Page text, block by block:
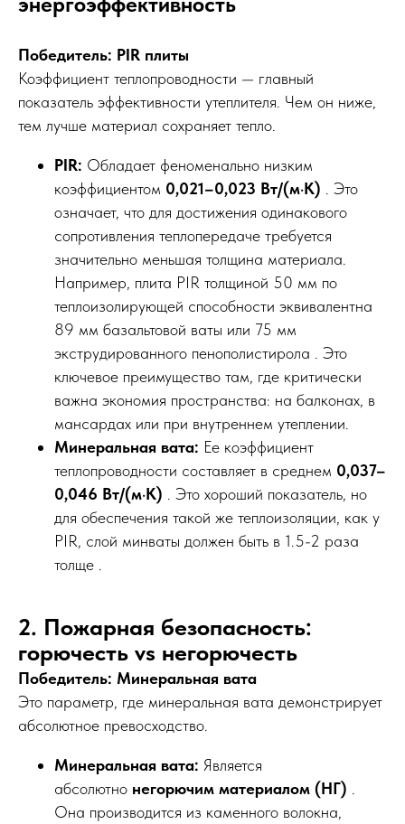
Победитель: PIR плиты
Коэффициент теплопроводности — главный
показатель эффективности утеплителя. Чем он ниже,
тем лучше материал сохраняет тепло.
PIR: Обладает феноменально низким
коэффициентом 0,021–0,023 Вт/(м·К) . Это
означает, что для достижения одинакового
сопротивления теплопередаче требуется
значительно меньшая толщина материала.
Например, плита PIR толщиной 50 мм по
теплоизолирующей способности эквивалентна
89 мм базальтовой ваты или 75 мм
экструдированного пенополистирола . Это
ключевое преимущество там, где критически
важна экономия пространства: на балконах, в
мансардах или при внутреннем утеплении.
Минеральная вата: Ее коэффициент
теплопроводности составляет в среднем 0,037–
0,046 Вт/(м·К) . Это хороший показатель, но
для обеспечения такой же теплоизоляции, как у
PIR, слой минваты должен быть в 1.5-2 раза
толще .
2. Пожарная безопасность:
горючесть vs негорючесть
Победитель: Минеральная вата
Это параметр, где минеральная вата демонстрирует
абсолютное превосходство.
Минеральная вата: Является
абсолютно негорючим материалом (НГ)
Она производится из каменного волокна,